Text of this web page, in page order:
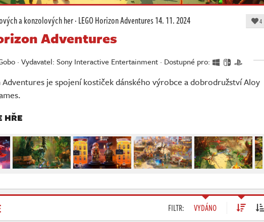
a konzolových her·LEGO Horizon Adventures14. 11. 2024 4
Adventures
· Vydavatel: Sony Interactive Entertainment · Dostupné pro:
je spojení kostiček dánského výrobce a dobrodružství Aloy
HŘE
FILTR: VYDÁNO